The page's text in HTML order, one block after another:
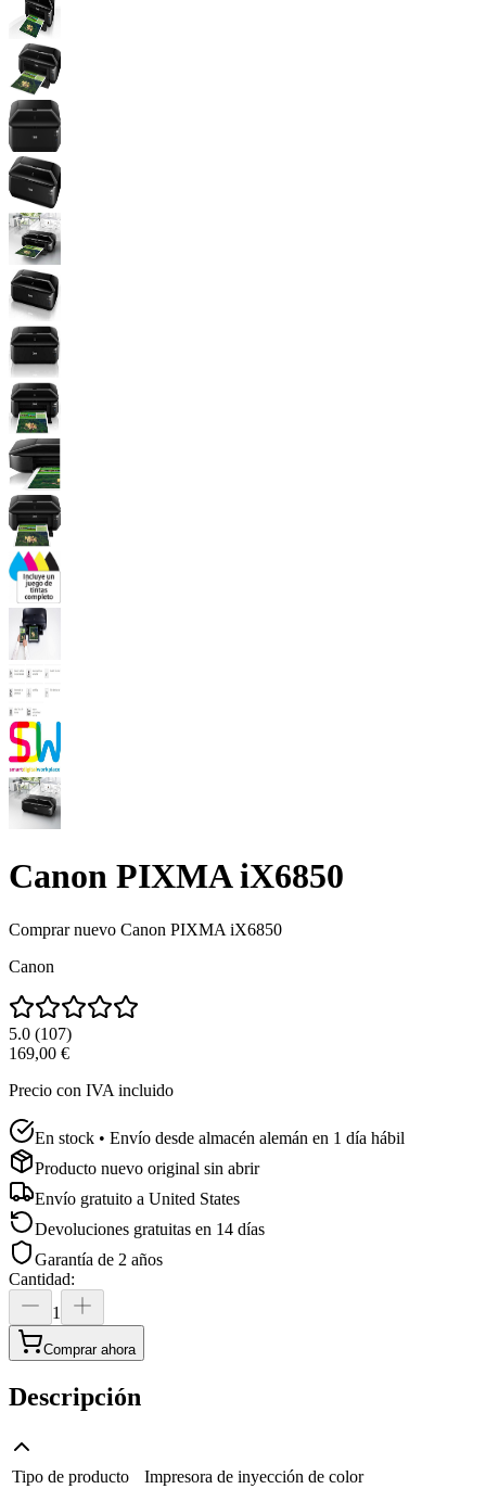
Canon PIXMA iX6850
Comprar nuevo Canon PIXMA iX6850
Canon
5.0 (107)
169,00 €
Precio con IVA incluido
En stock • Envío desde almacén alemán en 1 día hábil
Producto nuevo original sin abrir
Envío gratuito a United States
Devoluciones gratuitas en 14 días
Garantía de 2 años
Cantidad:
1
Comprar ahora
Descripción
Tipo de producto
Impresora de inyección de color